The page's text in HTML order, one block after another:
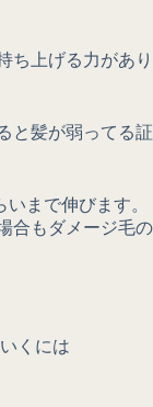
ち上げる力があり
と髪が弱ってる証
まで伸びます。
合もダメージ毛の
くには